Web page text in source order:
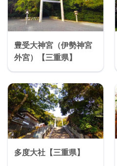
豊受大神宮（伊勢神宮
外宮）【三重県】
多度大社【三重県】